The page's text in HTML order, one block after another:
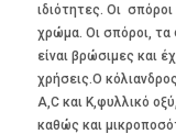
ιδιότητες. Οι σπόροι
χρώμα. Οι σπόροι, τα
είναι βρώσιμες και
χρήσεις.Ο
Α,C και Κ,φυλλικό
καθώς και